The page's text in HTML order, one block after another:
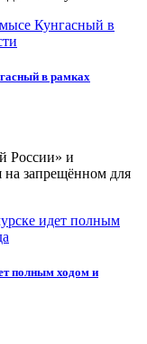
в рамках
России» и
запрещённом для
полным ходом и